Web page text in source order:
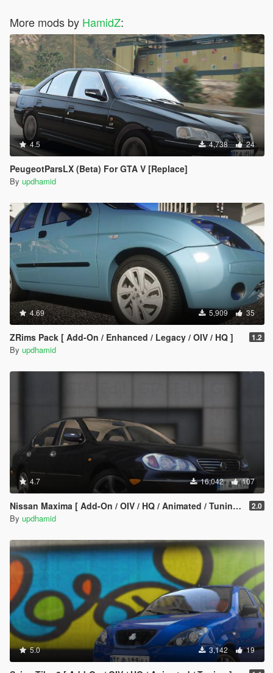
More mods by HamidZ:
4.5 4,738 24
PeugeotParsLX (Beta) For GTA V [Replace]
By updhamid
4.69 5,909 35
ZRims Pack [ Add-On / Enhanced / Legacy / OIV / HQ ] 1.2
By updhamid
4.7 16,042 107
Nissan Maxima [ Add-On / OIV / HQ / Animated / Tuning ] 2.0
By updhamid
5.0 3,142 19